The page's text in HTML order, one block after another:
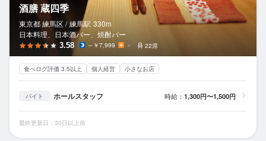
酒膳 蔵四季
東京都 練馬区 / 練馬駅 330m
日本料理、日本酒バー、焼酎バー
3.58 ～￥7,999 － 22席
食べログ評価 3.5以上 個人経営 小さなお店
バイト ホールスタッフ 時給： 1,300円〜1,500円
最終更新日：30日以上前